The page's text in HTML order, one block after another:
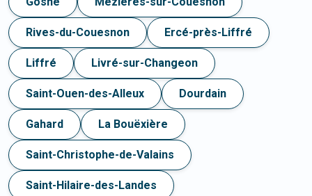
Rives-du-Couesnon Ercé-près-Liffré
Liffré Livré-sur-Changeon
Saint-Ouen-des-Alleux Dourdain
Gahard La Bouëxière
Saint-Christophe-de-Valains
Saint-Hilaire-des-Landes